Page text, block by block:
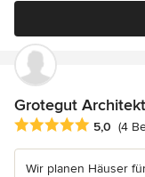
Grotegut
Durchschnittliche
5,0 (4
Wir planen Häuser